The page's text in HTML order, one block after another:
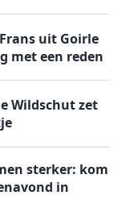
uit Goirle
met een reden
Wildschut zet
sterker: kom
in